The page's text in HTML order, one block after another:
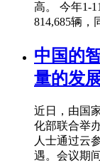
高。 今年1-
814,685辆，
中国的
量的发
近日，由国
化部联合举
人士通过云
遇。会议期